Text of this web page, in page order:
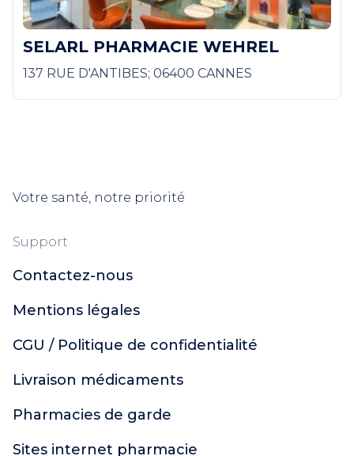
SELARL PHARMACIE WEHREL
137 RUE D'ANTIBES; 06400 CANNES
Votre santé, notre priorité
Support
Contactez-nous
Mentions légales
CGU / Politique de confidentialité
Livraison médicaments
Pharmacies de garde
Sites internet pharmacie